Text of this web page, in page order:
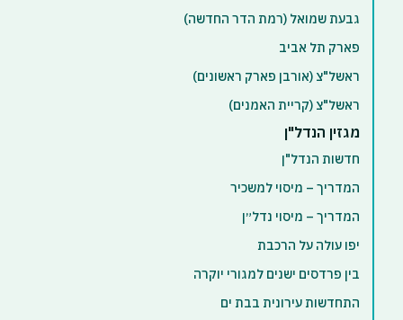
גבעת שמואל (רמת הדר החדשה)
פארק תל אביב
ראשל"צ (אורבן פארק ראשונים)
ראשל"צ (קריית האמנים)
מגזין הנדל"ן
חדשות הנדל"ן
המדריך – מיסוי למשכיר
המדריך – מיסוי נדל״ן
יפו עולה על הרכבת
בין פרדסים ישנים למגורי יוקרה
התחדשות עירונית בבת ים